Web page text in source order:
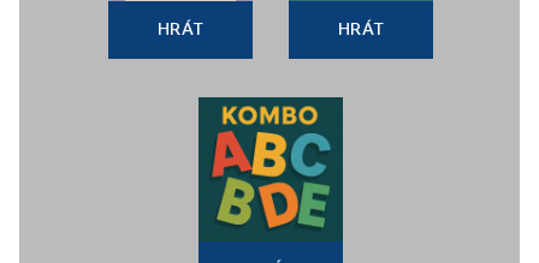
HRÁT HRÁT